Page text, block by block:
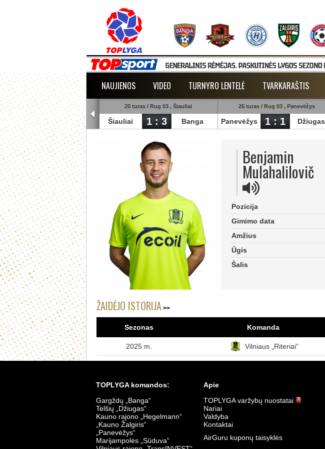
NAUJIENOS VIDEO TURNYRO LENTELĖ TVARKARAŠTIS
turas / Rug 02 , Raudondvaris
1 : 2 TransInvest
25 turas / Rug 03 , Šiauliai
Šiauliai 1 : 3 Banga
25 turas / Rug 03 , Panevėžys
Panevėžys 1 : 1 Džiugas
Benjamin
Mulahalilovič
Pozicija
Gimimo data
Amžius
Ūgis
Šalis
ŽAIDĖJO ISTORIJA
Sezonas Komanda
2025 m. Vilniaus „Riteriai“
TOPLYGA komandos:
Gargždų „Banga“
Telšių „Džiugas“
Kauno rajono „Hegelmann“
„Kauno Žalgiris“
„Panevėžys“
Marijampolės „Sūduva“
Apie
TOPLYGA varžybų nuostatai
Nariai
Valdyba
Kontaktai
AirGuru kuponų taisyklės